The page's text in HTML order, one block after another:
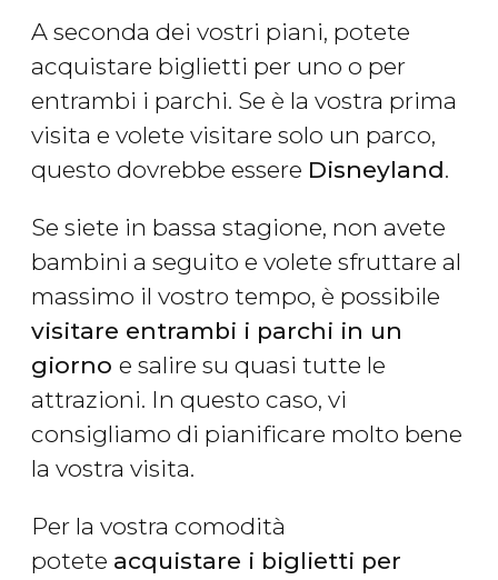
A seconda dei vostri piani, potete
acquistare biglietti per uno o per
entrambi i parchi. Se è la vostra prima
visita e volete visitare solo un parco,
questo dovrebbe essere Disneyland.
Se siete in bassa stagione, non avete
bambini a seguito e volete sfruttare al
massimo il vostro tempo, è possibile
visitare entrambi i parchi in un
giorno e salire su quasi tutte le
attrazioni. In questo caso, vi
consigliamo di pianificare molto bene
la vostra visita.
Per la vostra comodità
potete acquistare i biglietti per